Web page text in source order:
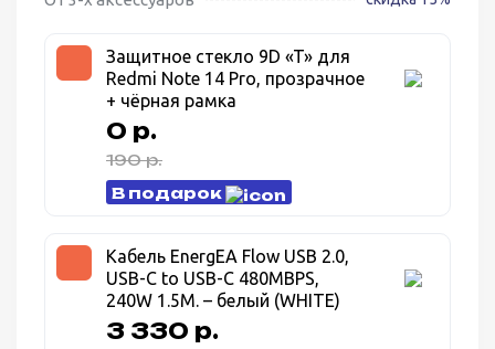
Защитное стекло 9D «T» для
Redmi Note 14 Pro, прозрачное
+ чёрная рамка
0 р.
190 р.
В подарок
Кабель EnergEA Flow USB 2.0,
USB-C to USB-C 480MBPS,
240W 1.5M. – белый (WHITE)
3 330 р.